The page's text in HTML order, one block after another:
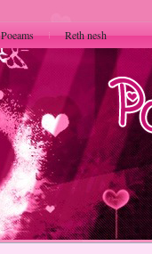
Reth nesh